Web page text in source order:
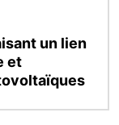
un lien
et